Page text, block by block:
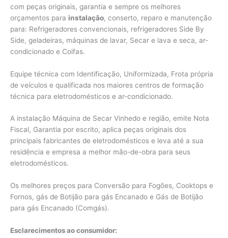
com peças originais, garantia e sempre os melhores
orçamentos para instalação, conserto, reparo e manutenção
para: Refrigeradores convencionais, refrigeradores Side By
Side, geladeiras, máquinas de lavar, Secar e lava e seca, ar-
condicionado e Coifas.
Equipe técnica com Identificação, Uniformizada, Frota própria
de veículos e qualificada nos maiores centros de formação
técnica para eletrodomésticos e ar-condicionado.
A instalação Máquina de Secar Vinhedo e região, emite Nota
Fiscal, Garantia por escrito, aplica peças originais dos
principais fabricantes de eletrodomésticos e leva até a sua
residência e empresa a melhor mão-de-obra para seus
eletrodomésticos.
Os melhores preços para Conversão para Fogões, Cooktops e
Fornos, gás de Botijão para gás Encanado e Gás de Botijão
para gás Encanado (Comgás).
Esclarecimentos ao consumidor: